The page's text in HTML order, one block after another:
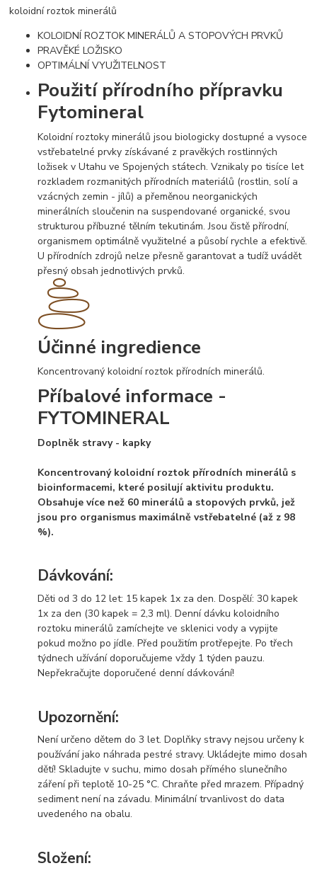
koloidní roztok minerálů
KOLOIDNÍ ROZTOK MINERÁLŮ A STOPOVÝCH PRVKŮ
PRAVĚKÉ LOŽISKO
OPTIMÁLNÍ VYUŽITELNOST
Použití přírodního přípravku
Fytomineral
Koloidní roztoky minerálů jsou biologicky dostupné a vysoce
vstřebatelné prvky získávané z pravěkých rostlinných
ložisek v Utahu ve Spojených státech. Vznikaly po tisíce let
rozkladem rozmanitých přírodních materiálů (rostlin, solí a
vzácných zemin - jílů) a přeměnou neorganických
minerálních sloučenin na suspendované organické, svou
strukturou příbuzné tělním tekutinám. Jsou čistě přírodní,
organismem optimálně využitelné a působí rychle a efektivě.
U přírodních zdrojů nelze přesně garantovat a tudíž uvádět
přesný obsah jednotlivých prvků.
Účinné ingredience
Koncentrovaný koloidní roztok přírodních minerálů.
Příbalové informace -
FYTOMINERAL
Doplněk stravy - kapky
Koncentrovaný koloidní roztok přírodních minerálů s
bioinformacemi, které posilují aktivitu produktu.
Obsahuje více než 60 minerálů a stopových prvků, jež
jsou pro organismus maximálně vstřebatelné (až z 98
%).
Dávkování:
Děti od 3 do 12 let: 15 kapek 1x za den. Dospělí: 30 kapek
1x za den (30 kapek = 2,3 ml). Denní dávku koloidního
roztoku minerálů zamíchejte ve sklenici vody a vypijte
pokud možno po jídle. Před použitím protřepejte. Po třech
týdnech užívání doporučujeme vždy 1 týden pauzu.
Nepřekračujte doporučené denní dávkování!
Upozornění:
Není určeno dětem do 3 let. Doplňky stravy nejsou určeny k
používání jako náhrada pestré stravy. Ukládejte mimo dosah
dětí! Skladujte v suchu, mimo dosah přímého slunečního
záření při teplotě 10-25 °C. Chraňte před mrazem. Případný
sediment není na závadu. Minimální trvanlivost do data
uvedeného na obalu.
Složení: